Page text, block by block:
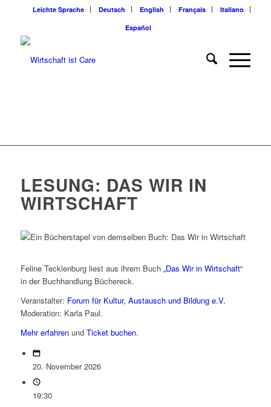
Leichte Sprache Deutsch English Français
Italiano
Español
LESUNG: DAS WIR IN
WIRTSCHAFT
Feline Tecklenburg liest aus ihrem Buch „Das Wir in Wirtschaft“
in der Buchhandlung Büchereck.
Veranstalter: Forum für Kultur, Austausch und Bildung e.V.
Moderation: Karla Paul.
Mehr erfahrenund Ticket buchen.
20. November 2026
19:30